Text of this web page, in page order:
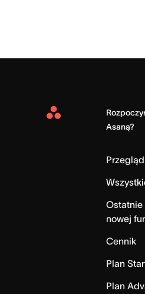
Asana
Asaną?
Ostatnie
nowej
Cennik
Plan
Plan